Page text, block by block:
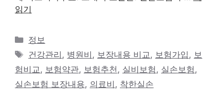
읽기
카
테
리
정보
태
그
건강관리 , 병원비 , 보장내용 비교 , 보험가입 , 보
험비교 , 보험약관, 보험추천 , 실비보험 , 실손보험 ,
실손보험 보장내용, 의료비 , 착한실손